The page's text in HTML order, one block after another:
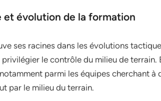
évolution de la formation
ses racines dans les évolutions
le contrôle du milieu de terrain.
parmi les équipes cherchant à
par le milieu du terrain.